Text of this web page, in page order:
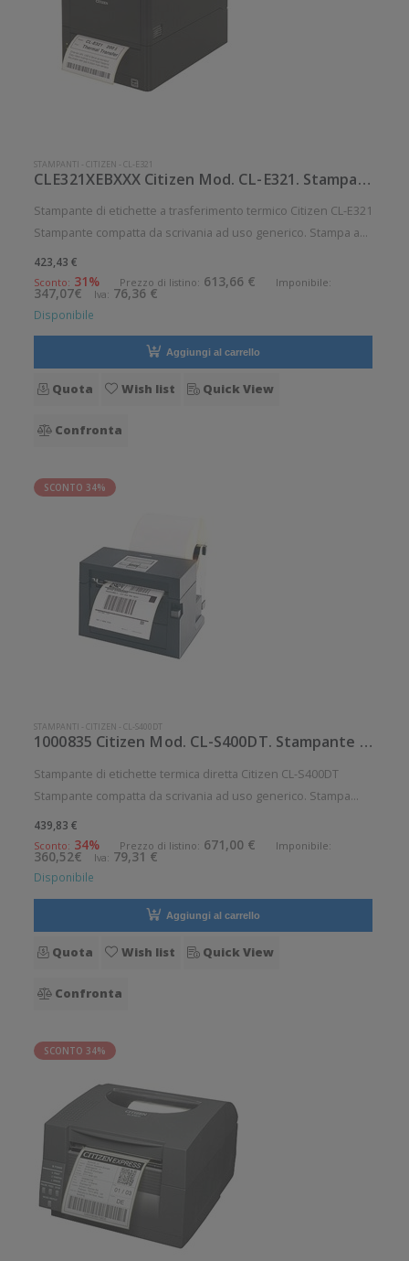
STAMPANTI -CITIZEN -CL-E321
CLE321XEBXXX Citizen Mod. CL-E321. Stampante di etichette.
Stampante di etichette a trasferimento termico Citizen CL-E321
Stampante compatta da scrivania ad uso generico. Stampa a
trasferimento termico. Velocit di stampa: 200 mm/sec
Risoluzione di stampa: 8 dot/mm Supporto di stampa:
Cartellini, Etiche
423,43 €
Sconto: 31% Prezzo di listino: 613,66 € Imponibile:
347,07€ Iva: 76,36 €
Disponibile
Aggiungi al carrello
Quota Wish list Quick View
Confronta
SCONTO 34%
STAMPANTI -CITIZEN -CL-S400DT
1000835 Citizen Mod. CL-S400DT. Stampante di etichette.
Stampante di etichette termica diretta Citizen CL-S400DT
Stampante compatta da scrivania ad uso generico. Stampa
termica diretta. Velocità di stampa: 150 mm/sec Risoluzione di
stampa: 8 dot/mm Supporto di stampa: Cartellini, Etichette,
Ricevute
439,83 €
Sconto: 34% Prezzo di listino: 671,00 € Imponibile:
360,52€ Iva: 79,31 €
Disponibile
Aggiungi al carrello
Quota Wish list Quick View
Confronta
SCONTO 34%